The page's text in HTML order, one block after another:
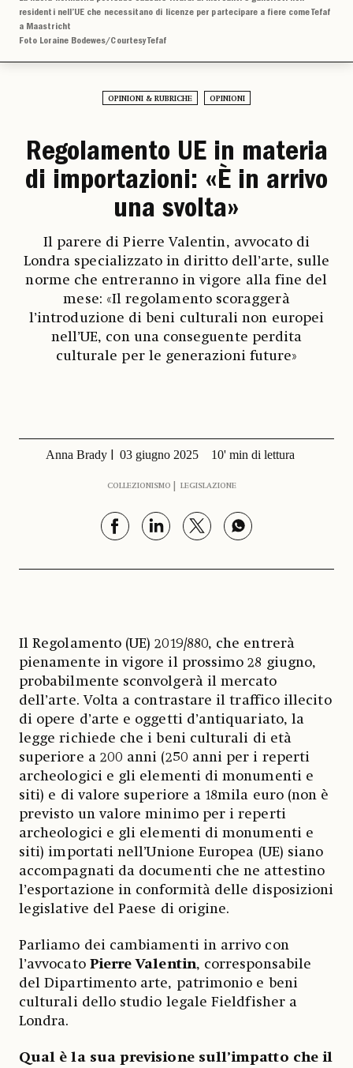
residenti nell’UE che necessitano di licenze per partecipare a fiere come Tefaf
a Maastricht
Foto Loraine Bodewes/Courtesy Tefaf
OPINIONI & RUBRICHE OPINIONI
Regolamento UE in materia
di importazioni: «È in arrivo
una svolta»
Il parere di Pierre Valentin, avvocato di
Londra specializzato in diritto dell’arte, sulle
norme che entreranno in vigore alla fine del
mese: «Il regolamento scoraggerà
l’introduzione di beni culturali non europei
nell’UE, con una conseguente perdita
culturale per le generazioni future»
Anna Brady 03 giugno 2025 10' min di lettura
COLLEZIONISMO LEGISLAZIONE
Il Regolamento (UE) 2019/880, che entrerà
pienamente in vigore il prossimo 28 giugno,
probabilmente sconvolgerà il mercato
dell’arte. Volta a contrastare il traffico illecito
di opere d’arte e oggetti d’antiquariato, la
legge richiede che i beni culturali di età
superiore a 200 anni (250 anni per i reperti
archeologici e gli elementi di monumenti e
siti) e di valore superiore a 18mila euro (non è
previsto un valore minimo per i reperti
archeologici e gli elementi di monumenti e
siti) importati nell’Unione Europea (UE) siano
accompagnati da documenti che ne attestino
l’esportazione in conformità delle disposizioni
legislative del Paese di origine.
Parliamo dei cambiamenti in arrivo con
l’avvocato Pierre Valentin, corresponsabile
del Dipartimento arte, patrimonio e beni
culturali dello studio legale Fieldfisher a
Londra.
Qual è la sua previsione sull’impatto che il